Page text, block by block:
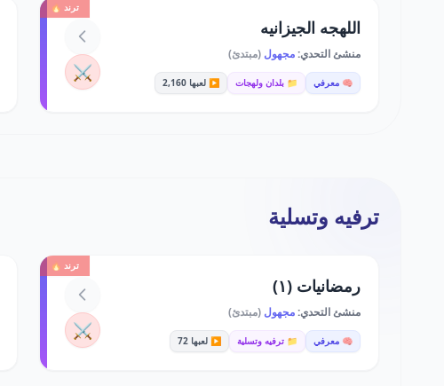
ترند 🔥
اللهجه الجيزانيه
منشئ التحدي:مجهول (مبتدئ)
🧠 معرفي 📁 بلدان ولهجات ▶️ لعبها 2,160 ⚔️
ترفيه وتسلية
ترند 🔥
رمضانيات (١)
منشئ التحدي:مجهول (مبتدئ)
🧠 معرفي 📁 ترفيه وتسلية ▶️ لعبها 72 ⚔️